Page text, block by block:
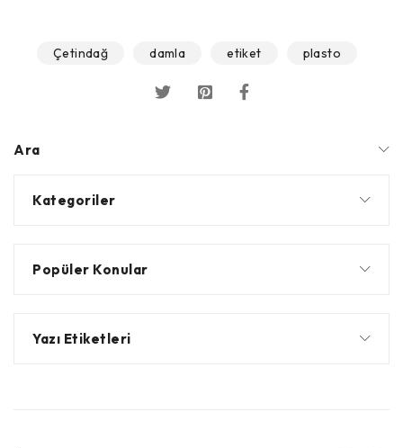
Çetindağ damla etiket plasto
Ara
Kategoriler
Popüler Konular
Yazı Etiketleri